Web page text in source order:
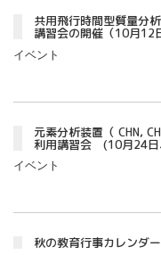
共用飛行時間型質量
講習会の開催（10月12
イベント
元素分析装置（ CHN,
利用講習会 (10月24日
イベント
秋の教育行事カレンダ